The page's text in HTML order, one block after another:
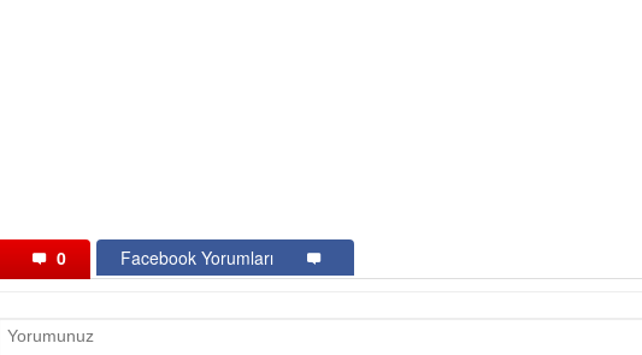
0 Facebook Yorumları